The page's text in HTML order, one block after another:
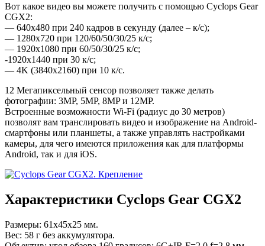
Вот какое видео вы можете получить с помощью Cyclops Gear
CGX2:
— 640х480 при 240 кадров в секунду (далее – к/с);
— 1280х720 при 120/60/50/30/25 к/с;
— 1920х1080 при 60/50/30/25 к/с;
-1920х1440 при 30 к/с;
— 4K (3840х2160) при 10 к/с.
12 Мегапиксельный сенсор позволяет также делать
фотографии: 3MP, 5MP, 8MP и 12MP.
Встроенные возможности Wi-Fi (радиус до 30 метров)
позволят вам транслировать видео и изображение на Android-
смартфоны или планшеты, а также управлять настройками
камеры, для чего имеются приложения как для платформы
Android, так и для iOS.
Характеристики Cyclops Gear CGX2
Размеры: 61х45х25 мм.
Вес: 58 г без аккумулятора.